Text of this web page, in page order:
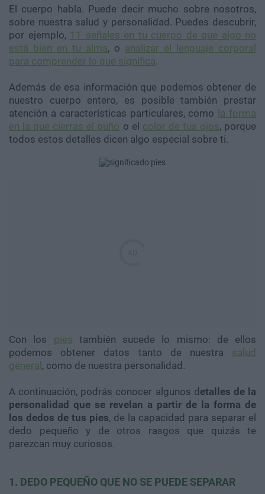
El cuerpo habla. Puede decir mucho sobre nosotros,
sobre nuestra salud y personalidad. Puedes descubrir,
por ejemplo, 11 señales en tu cuerpo de que algo no
está bien en tu alma, o analizar el lenguaje corporal
para comprender lo que significa.
Además de esa información que podemos obtener de
nuestro cuerpo entero, es posible también prestar
atención a características particulares, como la forma
en la que cierras el puño o el color de tus ojos, porque
todos estos detalles dicen algo especial sobre ti.
Con los pies también sucede lo mismo: de ellos
podemos obtener datos tanto de nuestra salud
general, como de nuestra personalidad.
A continuación, podrás conocer algunos detalles de la
personalidad que se revelan a partir de la forma de
los dedos de tus pies, de la capacidad para separar el
dedo pequeño y de otros rasgos que quizás te
parezcan muy curiosos.
1. DEDO PEQUEÑO QUE NO SE PUEDE SEPARAR